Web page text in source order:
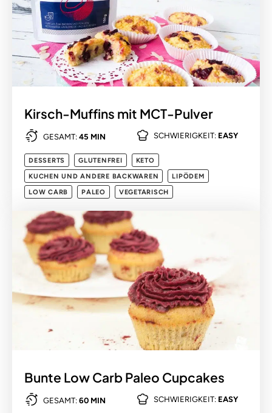
Kirsch-Muffins mit MCT-Pulver
GESAMT: 45 MIN SCHWIERIGKEIT: EASY
DESSERTS GLUTENFREI
KETO
KUCHEN UND ANDERE BACKWAREN
LIPÖDEM
LOW CARB
PALEO VEGETARISCH
Bunte Low Carb Paleo Cupcakes
GESAMT: 60 MIN SCHWIERIGKEIT: EASY